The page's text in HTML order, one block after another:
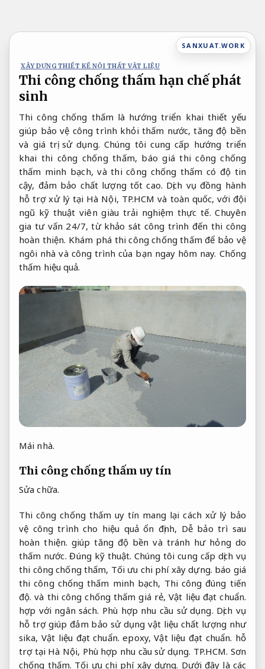
nội
SANXUAT.WORK
XÂY DỰNG THIẾT KẾ NỘI THẤT VẬT LIỆU
Thi công chống thấm hạn chế phát
sinh
Thi công chống thấm là hướng triển khai thiết yếu
giúp bảo vệ công trình khỏi thấm nước, tăng độ bền
và giá trị sử dụng. Chúng tôi cung cấp hướng triển
khai thi công chống thấm, báo giá thi công chống
thấm minh bạch, và thi công chống thấm có độ tin
cậy, đảm bảo chất lượng tốt cao. Dịch vụ đồng hành
hỗ trợ xử lý tại Hà Nội, TP.HCM và toàn quốc, với đội
ngũ kỹ thuật viên giàu trải nghiệm thực tế. Chuyên
gia tư vấn 24/7, từ khảo sát công trình đến thi công
hoàn thiện. Khám phá thi công chống thấm để bảo vệ
ngôi nhà và công trình của bạn ngay hôm nay. Chống
thấm hiệu quả.
Mái nhà.
Thi công chống thấm uy tín
Sửa chữa.
Thi công chống thấm uy tín mang lại cách xử lý bảo
vệ công trình cho hiệu quả ổn định, Dễ bảo trì sau
hoàn thiện. giúp tăng độ bền và tránh hư hỏng do
thấm nước.Đúng kỹ thuật. Chúng tôi cung cấp dịch vụ
thi công chống thấm, Tối ưu chi phí xây dựng. báo giá
thi công chống thấm minh bạch, Thi công đúng tiến
độ. và thi công chống thấm giá rẻ,Vật liệu đạt chuẩn.
hợp với ngân sách. Phù hợp nhu cầu sử dụng. Dịch vụ
hỗ trợ giúp đảm bảo sử dụng vật liệu chất lượng như
sika, Vật liệu đạt chuẩn. epoxy,Vật liệu đạt chuẩn. hỗ
trợ tại Hà Nội, Phù hợp nhu cầu sử dụng. TP.HCM. Sơn
chống thấm. Tối ưu chi phí xây dựng. Dưới đây là các